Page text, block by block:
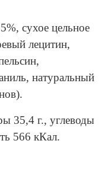
сухое цельное
лецитин,
натуральный
35,4 г., углеводы
566 кКал.